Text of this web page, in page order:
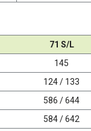
71 S/L
145
124 / 133
586 / 644
584 / 642